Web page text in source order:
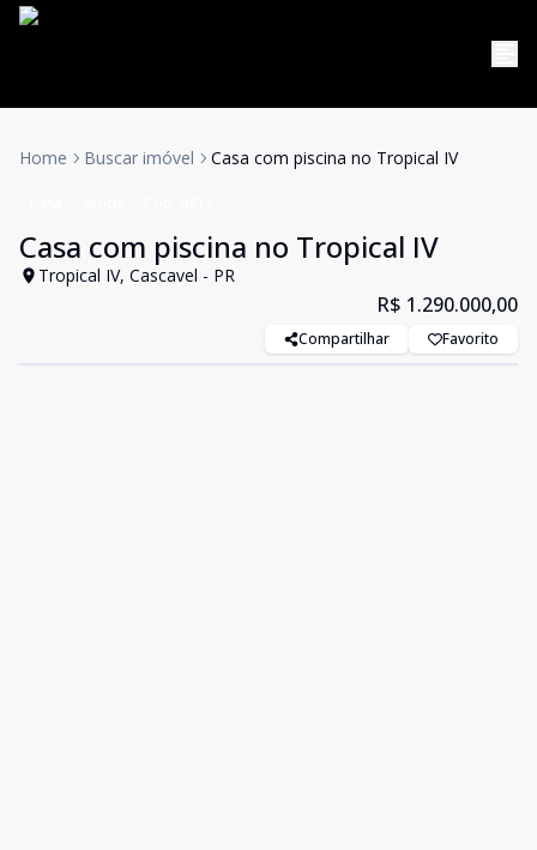
Home Buscar imóvel Casa com piscina no Tropical IV
Casa com piscina no Tropical IV
Tropical IV, Cascavel - PR
R$ 1.290.000,00
Compartilhar Favorito